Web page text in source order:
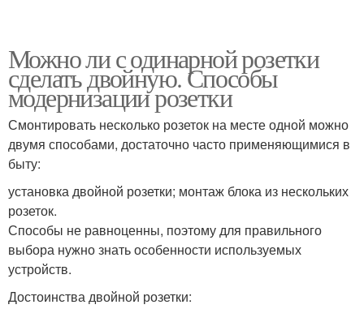
Можно ли с одинарной розетки
сделать двойную. Способы
модернизации розетки
Смонтировать несколько розеток на месте одной можно
двумя способами, достаточно часто применяющимися в
быту:
установка двойной розетки; монтаж блока из нескольких
розеток.
Способы не равноценны, поэтому для правильного
выбора нужно знать особенности используемых
устройств.
Достоинства двойной розетки: